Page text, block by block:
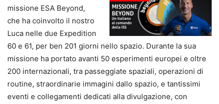
missione ESA Beyond,
che ha coinvolto il nostro
Luca nelle due Expedition
60 e 61, per ben 201 giorni nello spazio. Durante la sua
missione ha portato avanti 50 esperimenti europei e oltre
200 internazionali, tra passeggiate spaziali, operazioni di
routine, straordinarie immagini dallo spazio, e tantissimi
eventi e collegamenti dedicati alla divulgazione, con